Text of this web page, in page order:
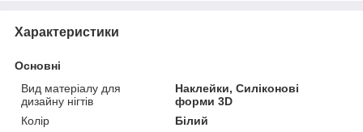
Характеристики
Основні
Вид матеріалу для
дизайну нігтів
Наклейки, Силіконові
форми 3D
Колір
Білий